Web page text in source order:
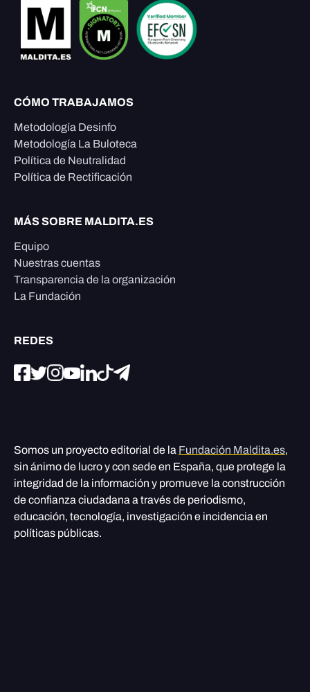
CÓMO TRABAJAMOS
Metodología Desinfo
Metodología La Buloteca
Política de Neutralidad
Política de Rectificación
MÁS SOBRE MALDITA.ES
Equipo
Nuestras cuentas
Transparencia de la organización
La Fundación
REDES
Somos un proyecto editorial de la Fundación Maldita.es,
sin ánimo de lucro y con sede en España, que protege la
integridad de la información y promueve la construcción
de confianza ciudadana a través de periodismo,
educación, tecnología, investigación e incidencia en
políticas públicas.